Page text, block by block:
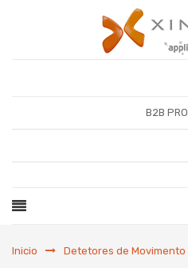
B2B PRO
Inicio
Detetores de Movimento